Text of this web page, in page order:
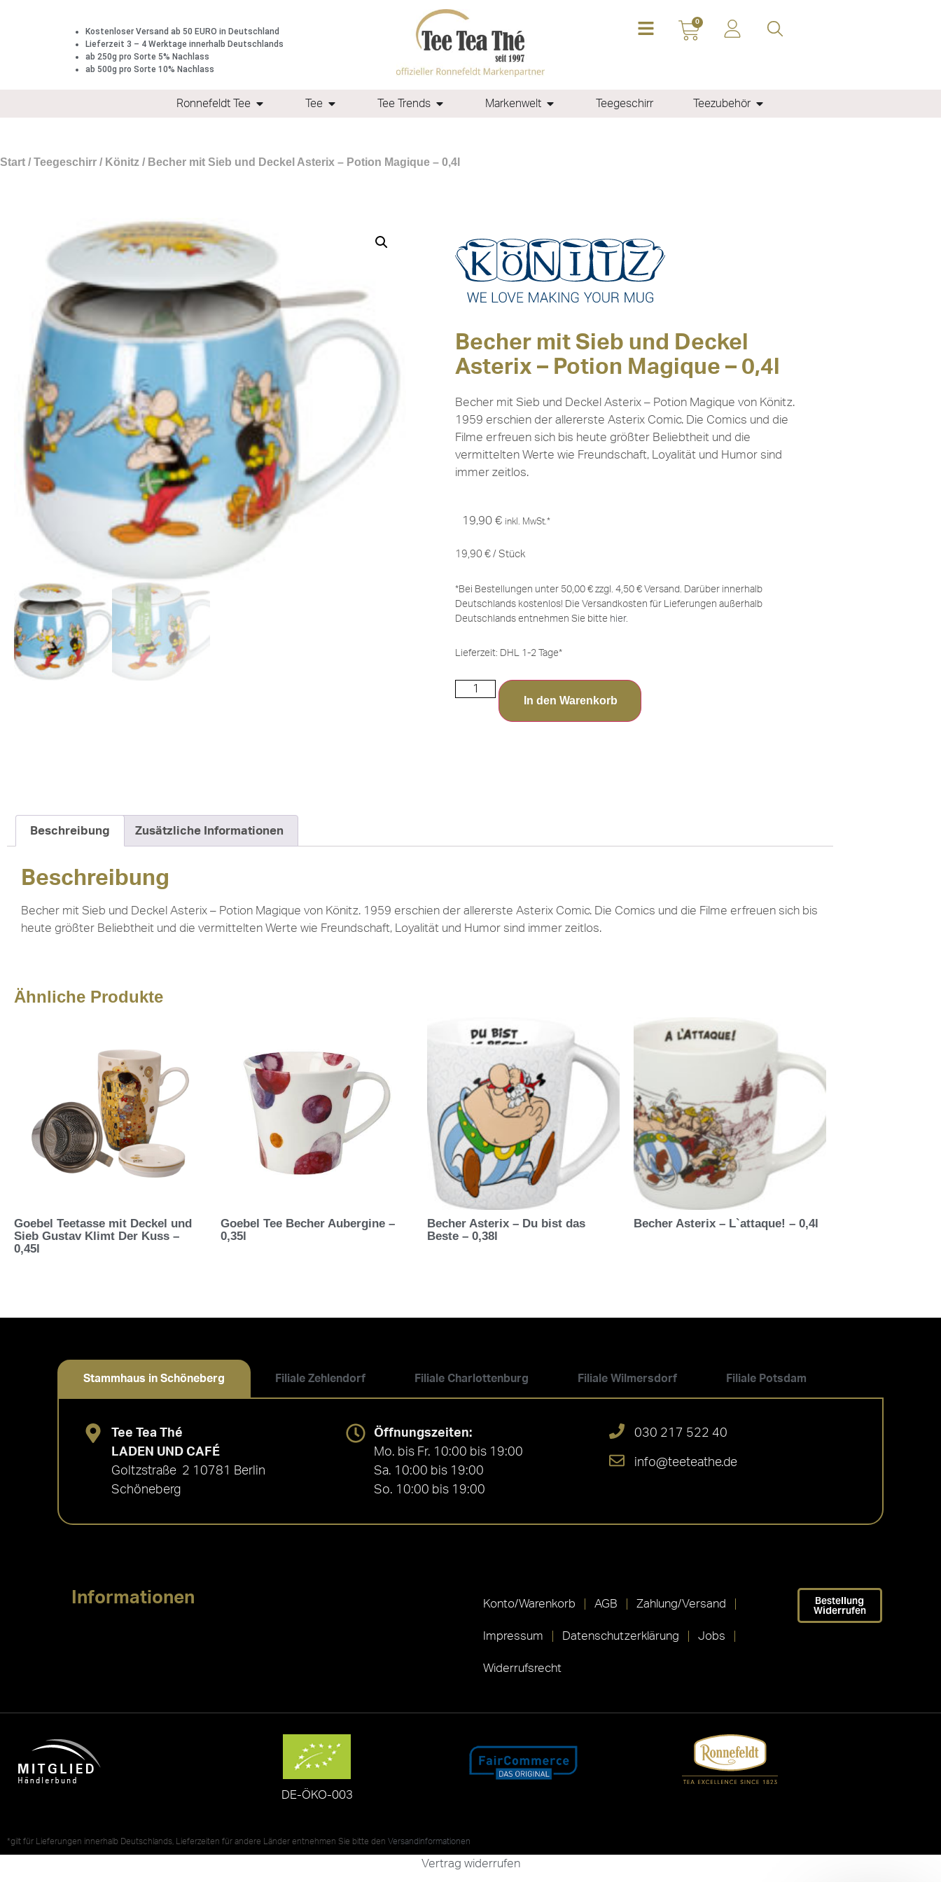
Kostenloser Versand ab 50 EURO in Deutschland
Lieferzeit 3 – 4 Werktage innerhalb Deutschlands
ab 250g pro Sorte 5% Nachlass
ab 500g pro Sorte 10% Nachlass
0
Ronnefeldt Tee Tee Tee Trends Markenwelt Teegeschirr Teezubehör
Start / Teegeschirr / Könitz / Becher mit Sieb und Deckel Asterix – Potion Magique – 0,4l
Becher mit Sieb und Deckel
Asterix – Potion Magique – 0,4l
Becher mit Sieb und Deckel Asterix – Potion Magique von Könitz.
1959 erschien der allererste Asterix Comic. Die Comics und die
Filme erfreuen sich bis heute größter Beliebtheit und die
vermittelten Werte wie Freundschaft, Loyalität und Humor sind
immer zeitlos.
19,90 € inkl. MwSt.*
19,90 € / Stück
*Bei Bestellungen unter 50,00 € zzgl. 4,50 € Versand. Darüber innerhalb
Deutschlands kostenlos! Die Versandkosten für Lieferungen außerhalb
Deutschlands entnehmen Sie bitte hier.
Lieferzeit: DHL 1-2 Tage*
In den Warenkorb
Beschreibung Zusätzliche Informationen
Beschreibung
Becher mit Sieb und Deckel Asterix – Potion Magique von Könitz. 1959 erschien der allererste Asterix Comic. Die Comics und die Filme erfreuen sich bis
heute größter Beliebtheit und die vermittelten Werte wie Freundschaft, Loyalität und Humor sind immer zeitlos.
Ähnliche Produkte
Goebel Teetasse mit Deckel und
Sieb Gustav Klimt Der Kuss –
0,45l
Goebel Tee Becher Aubergine –
0,35l
Becher Asterix – Du bist das
Beste – 0,38l
Becher Asterix – L`attaque! – 0,4l
Stammhaus in Schöneberg Filiale Zehlendorf Filiale Charlottenburg Filiale Wilmersdorf Filiale Potsdam
Tee Tea Thé
LADEN UND CAFÉ
Goltzstraße 2 10781 Berlin
Schöneberg
Öffnungszeiten:
Mo. bis Fr. 10:00 bis 19:00
Sa. 10:00 bis 19:00
So. 10:00 bis 19:00
030 217 522 40
info@teeteathe.de
Informationen Konto/Warenkorb AGB Zahlung/Versand
Impressum Datenschutzerklärung Jobs
Widerrufsrecht
Bestellung
Widerrufen
DE-ÖKO-003
*gilt für Lieferungen innerhalb Deutschlands, Lieferzeiten für andere Länder entnehmen Sie bitte den Versandinformationen
Vertrag widerrufen